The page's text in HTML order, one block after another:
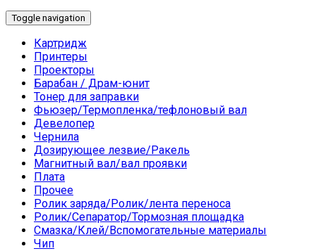
Toggle navigation
Картридж
Принтеры
Проекторы
Барабан / Драм-юнит
Тонер для заправки
Фьюзер/Термопленка/тефлоновый вал
Девелопер
Чернила
Дозирующее лезвие/Ракель
Магнитный вал/вал проявки
Плата
Прочее
Ролик заряда/Ролик/лента переноса
Ролик/Сепаратор/Тормозная площадка
Смазка/Клей/Вспомогательные материалы
Чип